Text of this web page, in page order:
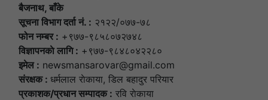
बैजनाथ, बाँके
सूचना विभाग दर्ता नं. : २१२२/०७७-७८
फोन नम्बर : +९७७-९८५८०७२७४८
विज्ञापनकाे लागि : +९७७-९८४८०४२२८०
इमेल : newsmansarovar@gmail.com
संरक्षक : धर्मलाल राेकाया, डिल बहादुर परियार
प्रकाशक/प्रधान सम्पादक : रवि राेकाया